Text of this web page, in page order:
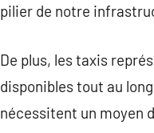
pilier de notre
De plus, les taxis
disponibles tout au
nécessitent un moyen